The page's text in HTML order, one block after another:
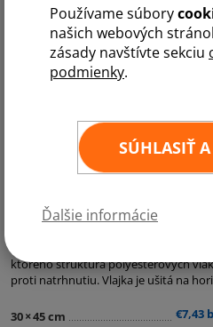
Používame súbory
našich webových
zásady navštívte sekciu
podmienky.
SÚHLASIŤ
Ďalšie informácie
Regionálne a ostatné vlajky
ktorého štruktúra polyesterových
proti natrhnutiu. Vlajka je ušitá na
30×45 cm €7,43